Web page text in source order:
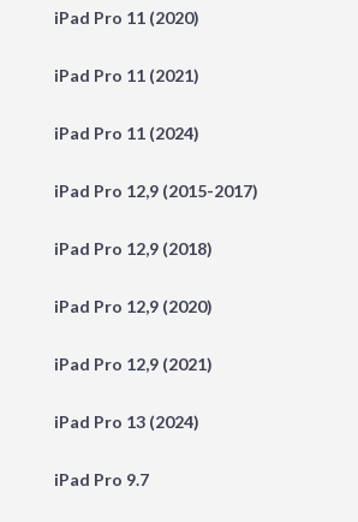
iPad Pro 11 (2020)
iPad Pro 11 (2021)
iPad Pro 11 (2024)
iPad Pro 12,9 (2015-2017)
iPad Pro 12,9 (2018)
iPad Pro 12,9 (2020)
iPad Pro 12,9 (2021)
iPad Pro 13 (2024)
iPad Pro 9.7